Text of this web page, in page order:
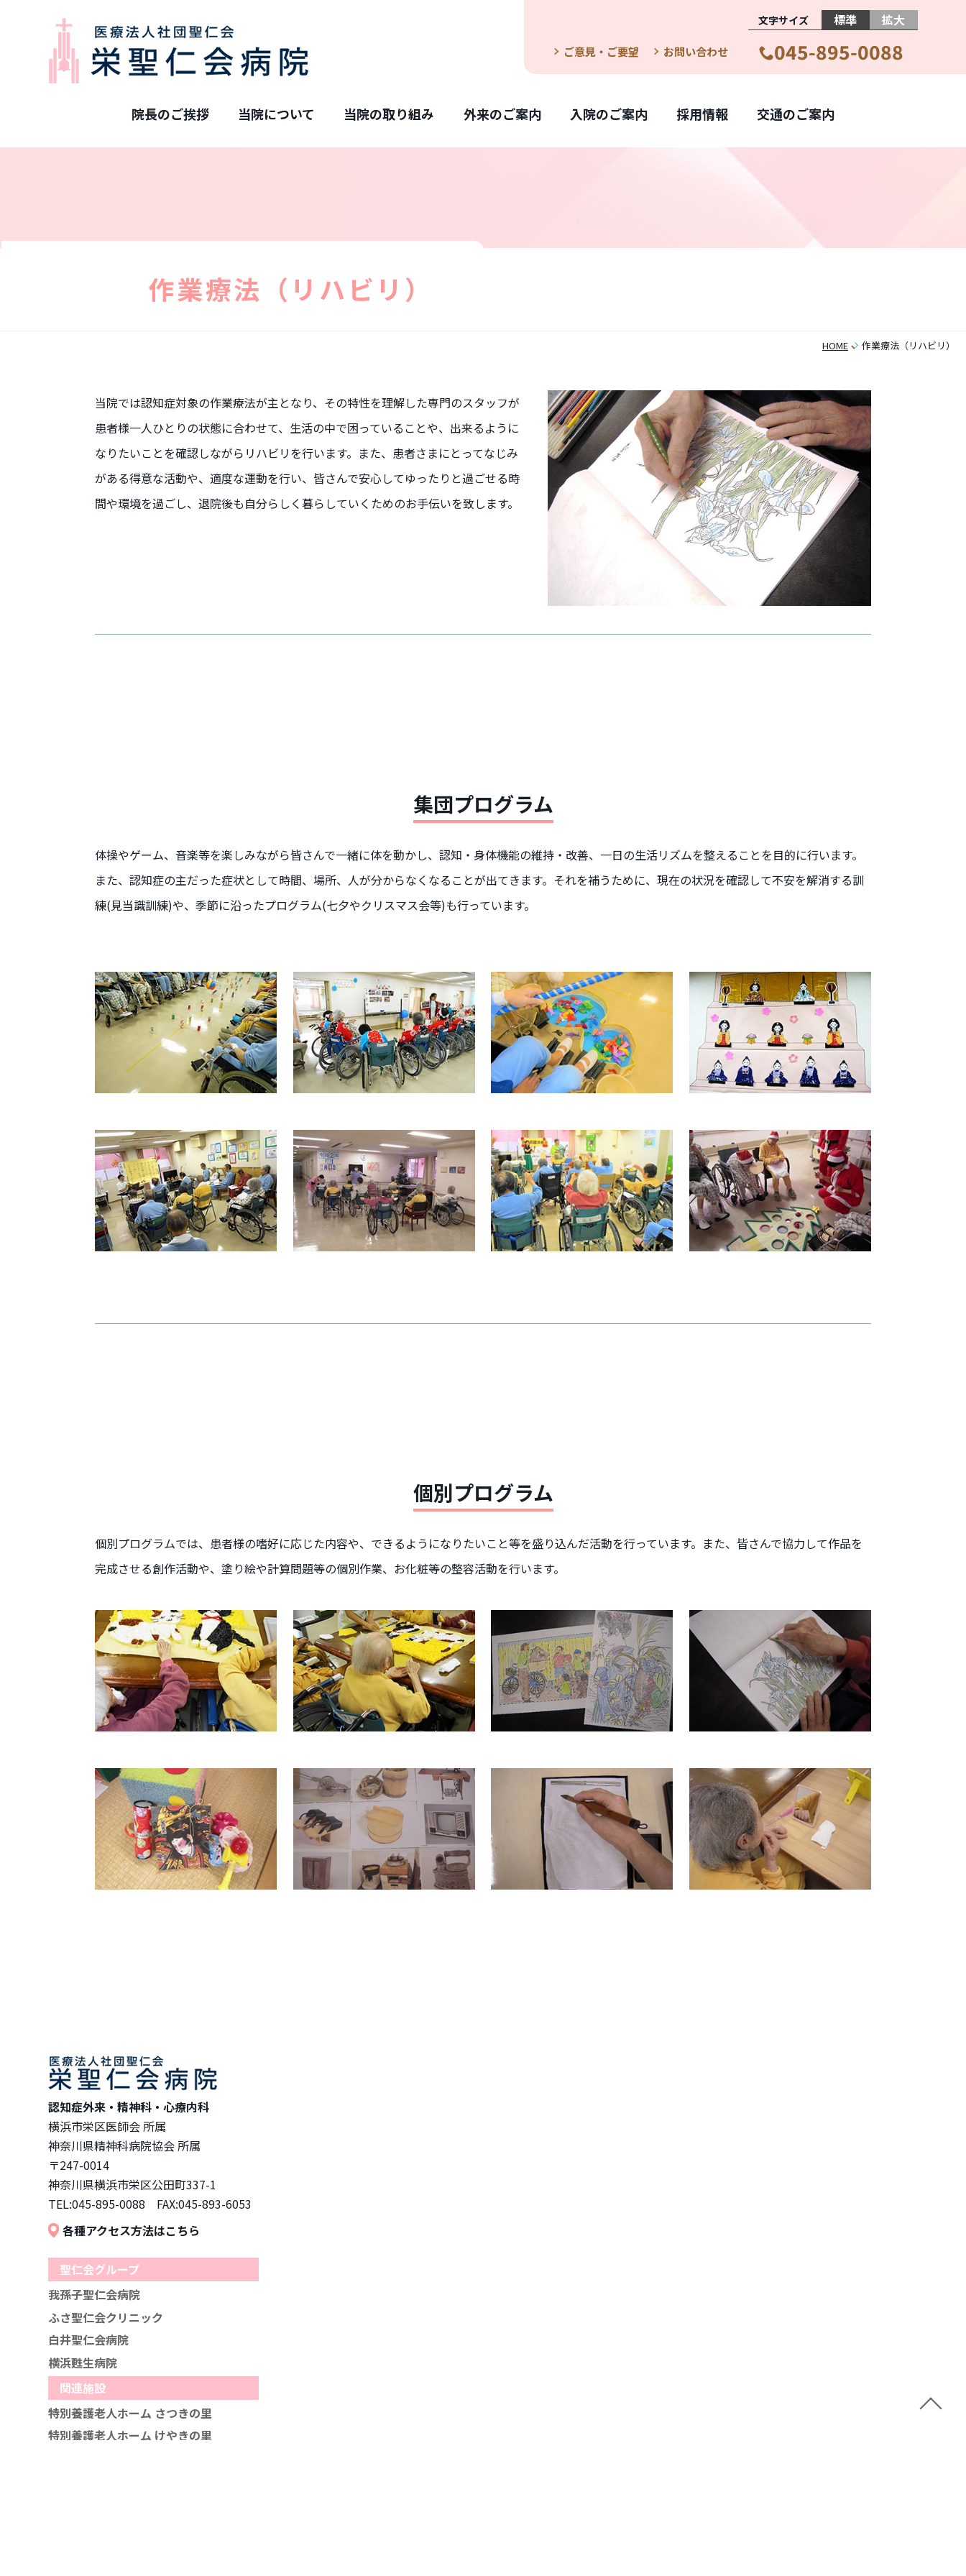
院長のご挨拶 当院について 当院の取り組み 外来のご案内 入院のご案内 採用情報 交通のご案内
標準 拡大
ご意見・ご要望 お問い合わせ
作業療法（リハビリ）
HOME 作業療法（リハビリ）
当院では認知症対象の作業療法が主となり、その特性を理解した専門のスタッフが
患者様一人ひとりの状態に合わせて、生活の中で困っていることや、出来るように
なりたいことを確認しながらリハビリを行います。また、患者さまにとってなじみ
がある得意な活動や、適度な運動を行い、皆さんで安心してゆったりと過ごせる時
間や環境を過ごし、退院後も自分らしく暮らしていくためのお手伝いを致します。
集団プログラム
体操やゲーム、音楽等を楽しみながら皆さんで一緒に体を動かし、認知・身体機能の維持・改善、一日の生活リズムを整えることを目的に行います。
また、認知症の主だった症状として時間、場所、人が分からなくなることが出てきます。それを補うために、現在の状況を確認して不安を解消する訓
練(見当識訓練)や、季節に沿ったプログラム(七夕やクリスマス会等)も行っています。
個別プログラム
個別プログラムでは、患者様の嗜好に応じた内容や、できるようになりたいこと等を盛り込んだ活動を行っています。また、皆さんで協力して作品を
完成させる創作活動や、塗り絵や計算問題等の個別作業、お化粧等の整容活動を行います。
認知症外来・精神科・心療内科
横浜市栄区医師会 所属
神奈川県精神科病院協会 所属
〒247-0014
神奈川県横浜市栄区公田町337-1
TEL:045-895-0088 FAX:045-893-6053
各種アクセス方法はこちら
聖仁会グループ
我孫子聖仁会病院
ふさ聖仁会クリニック
白井聖仁会病院
横浜甦生病院
関連施設
特別養護老人ホーム さつきの里
特別養護老人ホーム けやきの里